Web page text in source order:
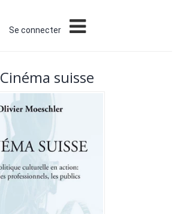
Se connecter
Cinéma suisse